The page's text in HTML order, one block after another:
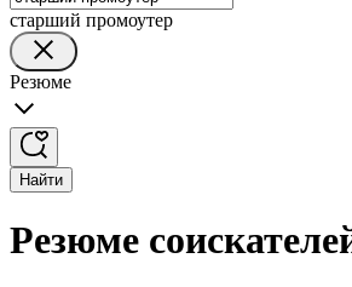
старший промоутер
Резюме
Найти
Резюме